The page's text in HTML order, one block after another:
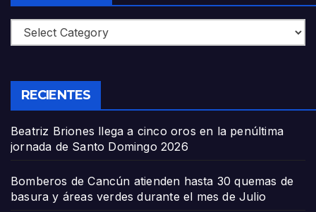
Categories
RECIENTES
Beatriz Briones llega a cinco oros en la penúltima
jornada de Santo Domingo 2026
Bomberos de Cancún atienden hasta 30 quemas de
basura y áreas verdes durante el mes de Julio